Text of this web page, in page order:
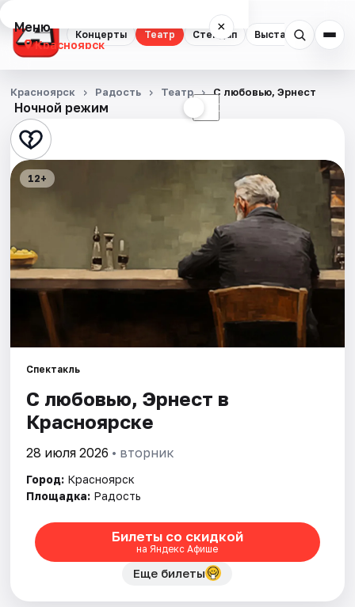
Концерты Театр Стендап Выставки
Меню ×
Красноярск
Концерты
Театр
Стендап
Экскурсии
Спорт
События
Города
Площадки
Рейтинги
Ночной режим ☾
Красноярск Радость Театр С любовью, Эрнест
12+
Спектакль
С любовью, Эрнест в
Красноярске
28 июля 2026 • вторник
Город: Красноярск
Площадка: Радость
Билеты со скидкой
на Яндекс Афише
Еще билеты